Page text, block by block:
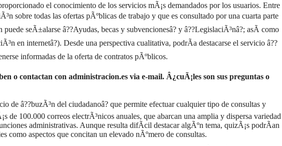
el conocimiento de los servicios mÃ¡s demandados por los usuarios. Entre
sobre todas las ofertas pÃºblicas de trabajo y que es consultado por una cuarta parte
seÃ±alarse â??Ayudas, becas y subvencionesâ? y â??LegislaciÃ³nâ?; asÃ­ como
en internetâ?). Desde una perspectiva cualitativa, podrÃ­a destacarse el servicio â??
informadas de la oferta de contratos pÃºblicos.
o contactan con administracion.es via e-mail. Â¿cuÃ¡les son sus preguntas o
de â??buzÃ³n del ciudadanoâ? que permite efectuar cualquier tipo de consultas y
de 100.000 correos electrÃ³nicos anuales, que abarcan una amplia y dispersa variedad
administrativas. Aunque resulta difÃ­cil destacar algÃºn tema, quizÃ¡s podrÃ­an
como aspectos que concitan un elevado nÃºmero de consultas.